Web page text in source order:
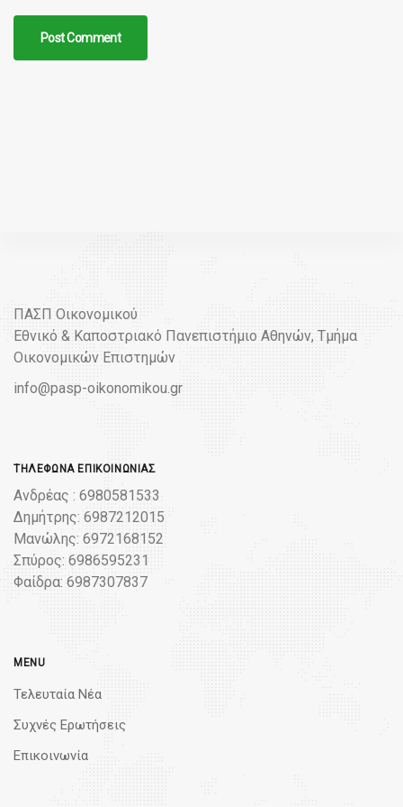
ΠΑΣΠ Οικονομικού
Εθνικό & Καποστριακό Πανεπιστήμιο Αθηνών, Τμήμα
Οικονομικών Επιστημών
info@pasp-oikonomikou.gr
ΤΗΛΈΦΩΝΑ ΕΠΙΚΟΙΝΩΝΊΑΣ
Ανδρέας : 6980581533
Δημήτρης: 6987212015
Μανώλης: 6972168152
Σπύρος: 6986595231
Φαίδρα: 6987307837
MENU
Τελευταία Νέα
Συχνές Ερωτήσεις
Επικοινωνία